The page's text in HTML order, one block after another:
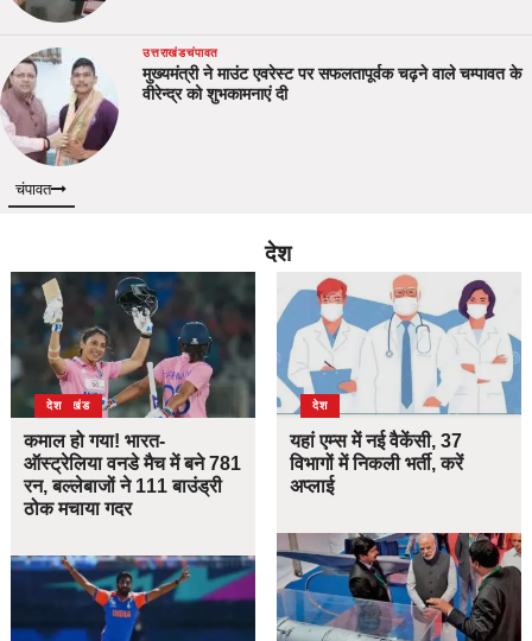
उत्तराखंडचंपावत
मुख्यमंत्री ने माउंट एवरेस्ट पर सफलतापूर्वक चढ़ने वाले चम्पावत के
वीरेन्द्र को शुभकामनाएं दी
चंपावत
देश
उत्तराखंड
देश
कमाल हो गया! भारत-
ऑस्ट्रेलिया वनडे मैच में बने 781
रन, बल्लेबाजों ने 111 बाउंड्री
ठोक मचाया गदर
देश
यहां एम्स में नई वैकेंसी, 37
विभागों में निकली भर्ती, करें
अप्लाई